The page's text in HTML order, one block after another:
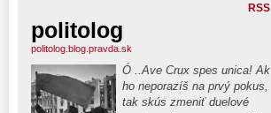
RSS
politolog
politolog.blog.pravda.sk
Ó ..Ave Crux spes unica! Ak
ho neporazíš na prvý pokus,
tak skús zmeniť duelové